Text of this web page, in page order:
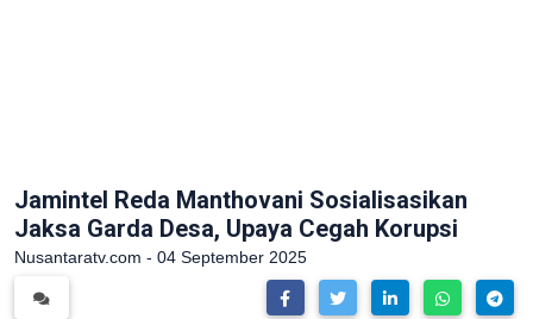
Jamintel Reda Manthovani Sosialisasikan
Jaksa Garda Desa, Upaya Cegah Korupsi
Nusantaratv.com - 04 September 2025